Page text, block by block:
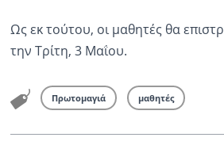
Ως εκ τούτου, οι μαθητές θα
την Τρίτη, 3 Μαΐου.
Πρωτομαγιά μαθητές